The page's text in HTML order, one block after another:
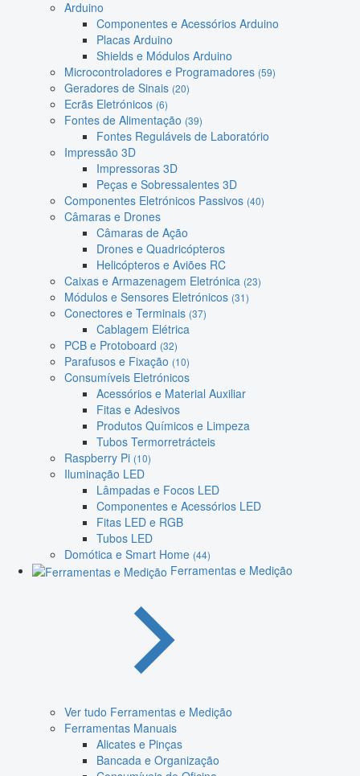
Arduino
Componentes e Acessórios Arduino
Placas Arduino
Shields e Módulos Arduino
Microcontroladores e Programadores (59)
Geradores de Sinais (20)
Ecrãs Eletrónicos (6)
Fontes de Alimentação (39)
Fontes Reguláveis de Laboratório
Impressão 3D
Impressoras 3D
Peças e Sobressalentes 3D
Componentes Eletrónicos Passivos (40)
Câmaras e Drones
Câmaras de Ação
Drones e Quadricópteros
Helicópteros e Aviões RC
Caixas e Armazenagem Eletrónica (23)
Módulos e Sensores Eletrónicos (31)
Conectores e Terminais (37)
Cablagem Elétrica
PCB e Protoboard (32)
Parafusos e Fixação (10)
Consumíveis Eletrónicos
Acessórios e Material Auxiliar
Fitas e Adesivos
Produtos Químicos e Limpeza
Tubos Termorretrácteis
Raspberry Pi (10)
Iluminação LED
Lâmpadas e Focos LED
Componentes e Acessórios LED
Fitas LED e RGB
Tubos LED
Domótica e Smart Home (44)
Ferramentas e Medição
Ver tudo Ferramentas e Medição
Ferramentas Manuais
Alicates e Pinças
Bancada e Organização